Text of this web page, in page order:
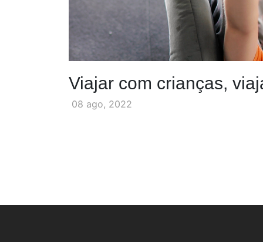
Viajar com crianças,
08 ago, 2022